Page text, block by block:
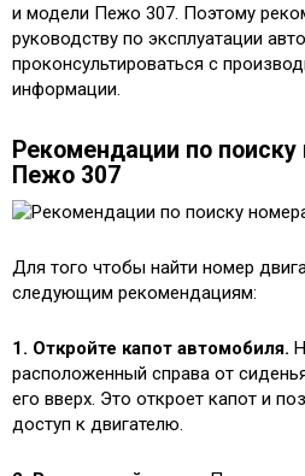
и модели Пежо 307. Поэтому
руководству по эксплуатации
проконсультироваться с
информации.
Рекомендации по
Пежо 307
Для того чтобы найти номер
следующим рекомендациям:
1. Откройте капот автомобиля.
расположенный справа от
его вверх. Это откроет капот и
доступ к двигателю.